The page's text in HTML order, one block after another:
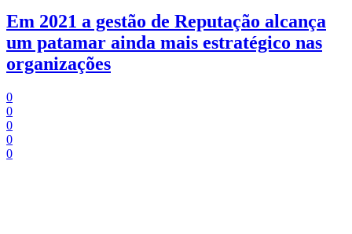
Em 2021 a gestão de Reputação alcança
um patamar ainda mais estratégico nas
organizações
0
0
0
0
0